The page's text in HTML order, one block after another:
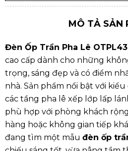
MÔ TẢ SẢN
Đèn Ốp Trần Pha Lê OTPL43
cao cấp dành cho những
trọng, sáng đẹp và có điểm
nhà. Sản phẩm nổi bật với
các tầng pha lê xếp lớp lấp
phù hợp với phòng khách
hàng hoặc không gian tiếp
đang tìm một mẫu đèn ốp